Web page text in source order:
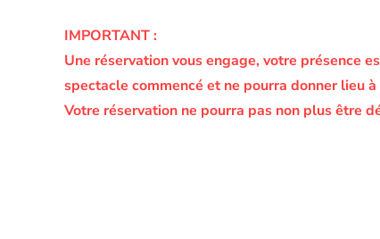
IMPORTANT :
Une réservation vous engage, votre présence
spectacle commencé et ne pourra donner lieu
Votre réservation ne pourra pas non plus être